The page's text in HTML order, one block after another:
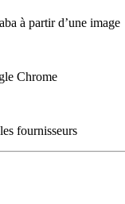
à partir d’une image
Chrome
fournisseurs